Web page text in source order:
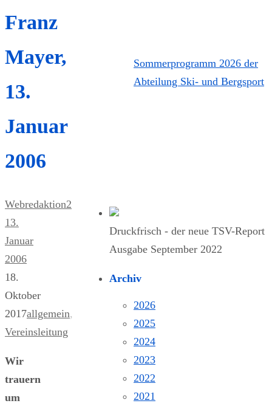
Franz
Mayer,
13.
Januar
2006
Webredaktion2
13.
Januar
2006
18.
Oktober
2017allgemein,
Vereinsleitung
Wir
trauern
um
Sommerprogramm 2026 der
Abteilung Ski- und Bergsport
Druckfrisch - der neue TSV-Report
Ausgabe September 2022
Archiv
2026
2025
2024
2023
2022
2021